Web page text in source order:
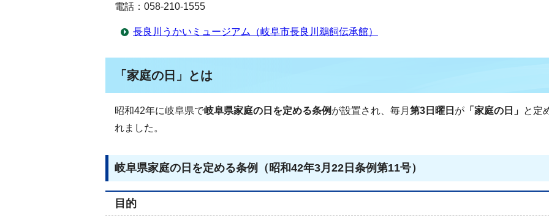
電話：058-210-1555
長良川うかいミュージアム（岐阜市長良川鵜飼伝承館）
「家庭の日」とは
昭和42年に岐阜県で岐阜県家庭の日を定める条例 が設置され、毎月 第3日曜日 が 「家庭の日」 と定
れました。
岐阜県家庭の日を定める条例（昭和42年3月22日条例第11号）
目的